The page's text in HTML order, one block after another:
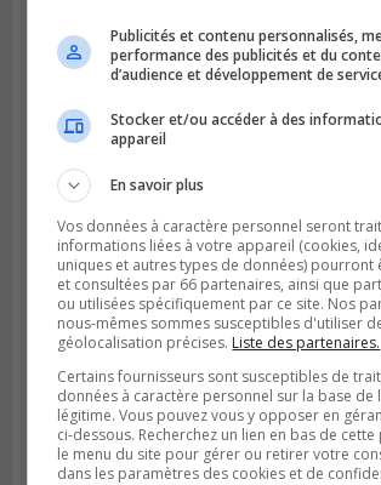
Longueuil conclue un contrat
valoriser des cendres
Publicités et contenu personnalisés,
performance des publicités et du
d’audience et développement de
Stocker et/ou accéder à des
appareil
En savoir plus
Vos données à caractère personnel seront
informations liées à votre appareil (cookies,
uniques et autres types de données) pourront
et consultées par 66 partenaires, ainsi que
ou utilisées spécifiquement par ce site. Nos
nous-mêmes sommes susceptibles d'utiliser
géolocalisation précises. Liste des partenaires.
Certains fournisseurs sont susceptibles de
données à caractère personnel sur la base de
légitime. Vous pouvez vous y opposer en
ci-dessous. Recherchez un lien en bas de
le menu du site pour gérer ou retirer votre
dans les paramètres des cookies et de